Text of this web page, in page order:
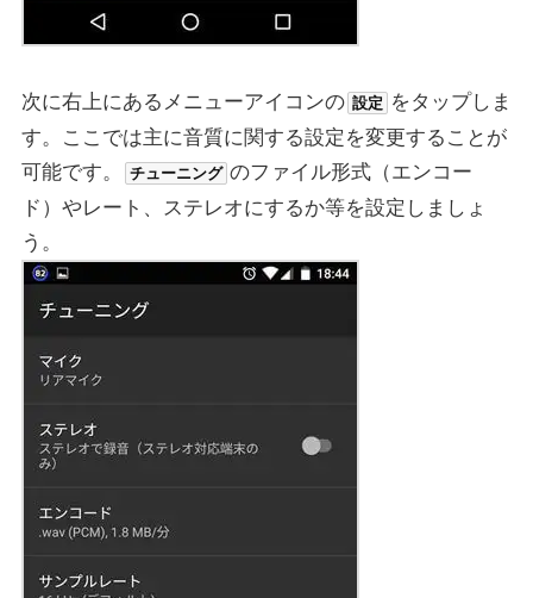
次に右上にあるメニューアイコンの 設定 をタップしま
す。ここでは主に音質に関する設定を変更することが
可能です。
チューニング のファイル形式（エンコー
ド）やレート、ステレオにするか等を設定しましょ
う。